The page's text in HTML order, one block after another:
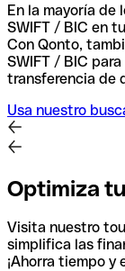
En la mayoría de
SWIFT / BIC en
Con Qonto,
SWIFT / BIC
transferencia de
Usa nuestro
Optimiza
Visita nuestro
simplifica las
¡Ahorra tiempo y